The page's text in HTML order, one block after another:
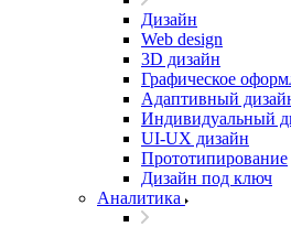
Дизайн
Web design
3D дизайн
Графическое
Адаптивный
Индивидуальный
UI‑UX дизайн
Прототипирование
Дизайн под ключ
Аналитика